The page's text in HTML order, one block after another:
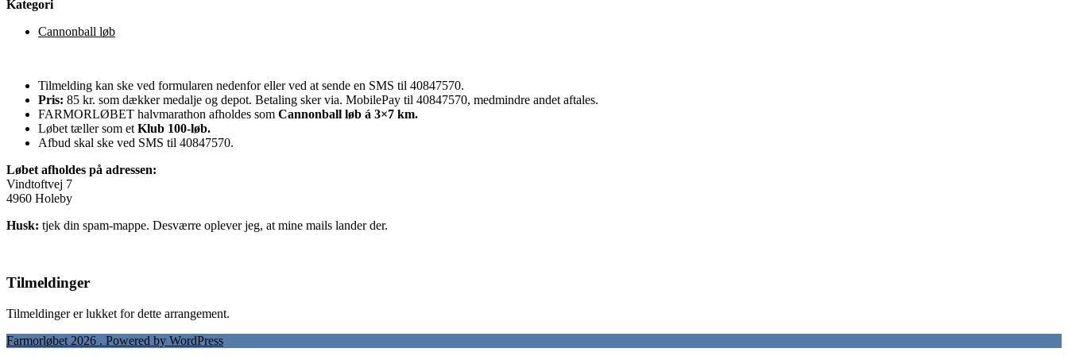
Kategori
Cannonball løb
Tilmelding kan ske ved formularen nedenfor eller ved at sende en SMS til 40847570.
Pris: 85 kr. som dækker medalje og depot. Betaling sker via. MobilePay til 40847570, medmindre andet aftales.
FARMORLØBET halvmarathon afholdes som Cannonball løb á 3×7 km.
Løbet tæller som et Klub 100-løb.
Afbud skal ske ved SMS til 40847570.
Løbet afholdes på adressen:
Vindtoftvej 7
4960 Holeby
Husk: tjek din spam-mappe. Desværre oplever jeg, at mine mails lander der.
Tilmeldinger
Tilmeldinger er lukket for dette arrangement.
Farmorløbet 2026 . Powered by WordPress